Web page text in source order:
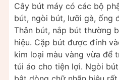
Cây bút máy có các bộ
bút, ngòi bút, lưỡi gà, ống
Thân bút, nắp bút thường
hiệu. Cặp bút được đính
kim loại màu vàng vừa để
túi áo cho tiện lợi. Ngòi